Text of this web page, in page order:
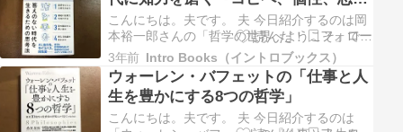
のように紹介すれ…
愛、転売〜
こんにちは。夫です。 夫 今日紹介するのは岡
本裕一郎さんの「哲学の世界へようこそ」で
す。学生向けに書かれた親しみやすい本なので
気軽に読んでみたら、、、面白い！「知覚力を
磨く」や「13歳からのアート思考」と同じ
く、大人こそ真剣に読む本だと思いました。
「13歳からのアート思考」から…
3年前 Intro Books（イントロブックス）
ウォーレン・バフェットの「仕事と人
生を豊かにする8つの哲学」
こんにちは。夫です。 夫 今日紹介するのは